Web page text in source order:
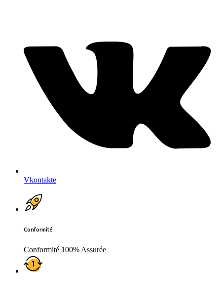
Vkontakte
Conformité
Conformité 100% Assurée